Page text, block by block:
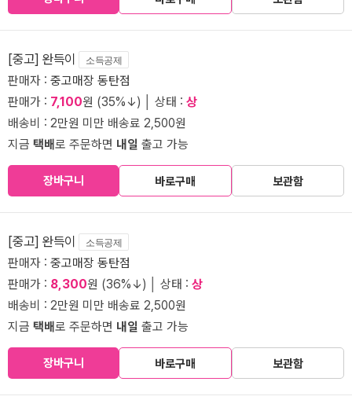
[중고] 완득이 소득공제
판매자 : 중고매장 동탄점
판매가 : 7,100원 (35%↓) │ 상태 : 상
배송비 : 2만원 미만 배송료 2,500원
지금 택배로 주문하면 내일 출고 가능
장바구니 바로구매 보관함
[중고] 완득이 소득공제
판매자 : 중고매장 동탄점
판매가 : 8,300원 (36%↓) │ 상태 : 상
배송비 : 2만원 미만 배송료 2,500원
지금 택배로 주문하면 내일 출고 가능
장바구니 바로구매 보관함